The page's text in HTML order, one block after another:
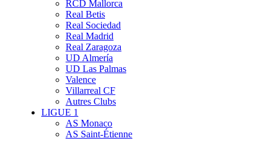
RCD Mallorca
Real Betis
Real Sociedad
Real Madrid
Real Zaragoza
UD Almería
UD Las Palmas
Valence
Villarreal CF
Autres Clubs
LIGUE 1
AS Monaco
AS Saint-Étienne